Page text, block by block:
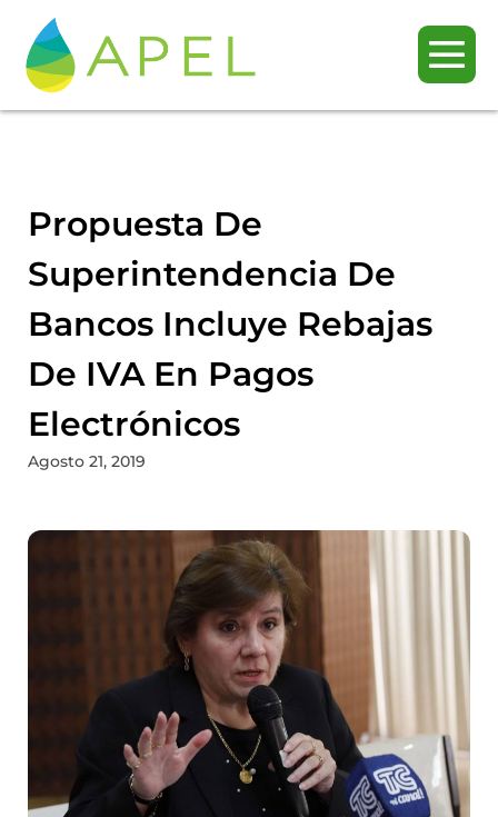
Propuesta De
Superintendencia De
Bancos Incluye Rebajas
De IVA En Pagos
Electrónicos
Agosto 21, 2019